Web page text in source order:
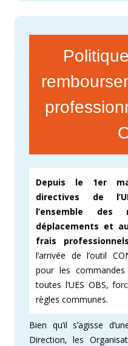
Depuis le 1er
directives de
l’ensemble
déplacements et
frais
l’arrivée de l’outil
pour les
toutes l’UES OBS,
règles communes.
Bien qu’il s’agisse
Direction, les